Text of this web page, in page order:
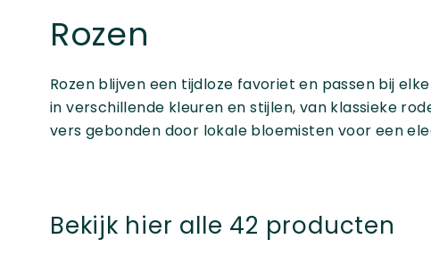
Rozen
Rozen blijven een tijdloze favoriet en passen bij
in verschillende kleuren en stijlen, van klassieke
vers gebonden door lokale bloemisten voor een
Bekijk hier alle 42 producten